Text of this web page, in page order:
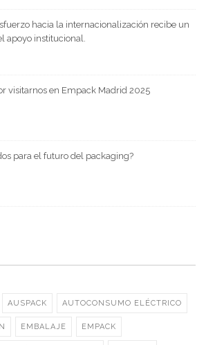
hacia la internacionalización recibe un
apoyo institucional.
visitarnos en Empack Madrid 2025
para el futuro del packaging?
AUSPACK AUTOCONSUMO ELÉCTRICO
EMBALAJE EMPACK